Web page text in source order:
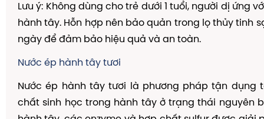
Lưu ý: Không dùng cho trẻ dưới 1 tuổi, người dị ứng
hành tây. Hỗn hợp nên bảo quản trong lọ thủy tinh
ngày để đảm bảo hiệu quả và an toàn.
Nước ép hành tây tươi
Nước ép hành tây tươi là phương pháp tận dụng
chất sinh học trong hành tây ở trạng thái nguyên